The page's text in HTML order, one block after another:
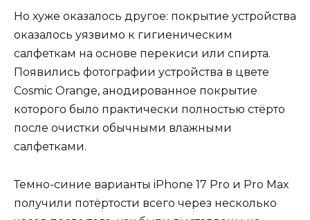
Но хуже оказалось другое: покрытие устройства
оказалось уязвимо к гигиеническим
салфеткам на основе перекиси или спирта.
Появились фотографии устройства в цвете
Cosmic Orange, анодированное покрытие
которого было практически полностью стёрто
после очистки обычными влажными
салфетками.
Темно-синие варианты iPhone 17 Pro и Pro Max
получили потёртости всего через несколько